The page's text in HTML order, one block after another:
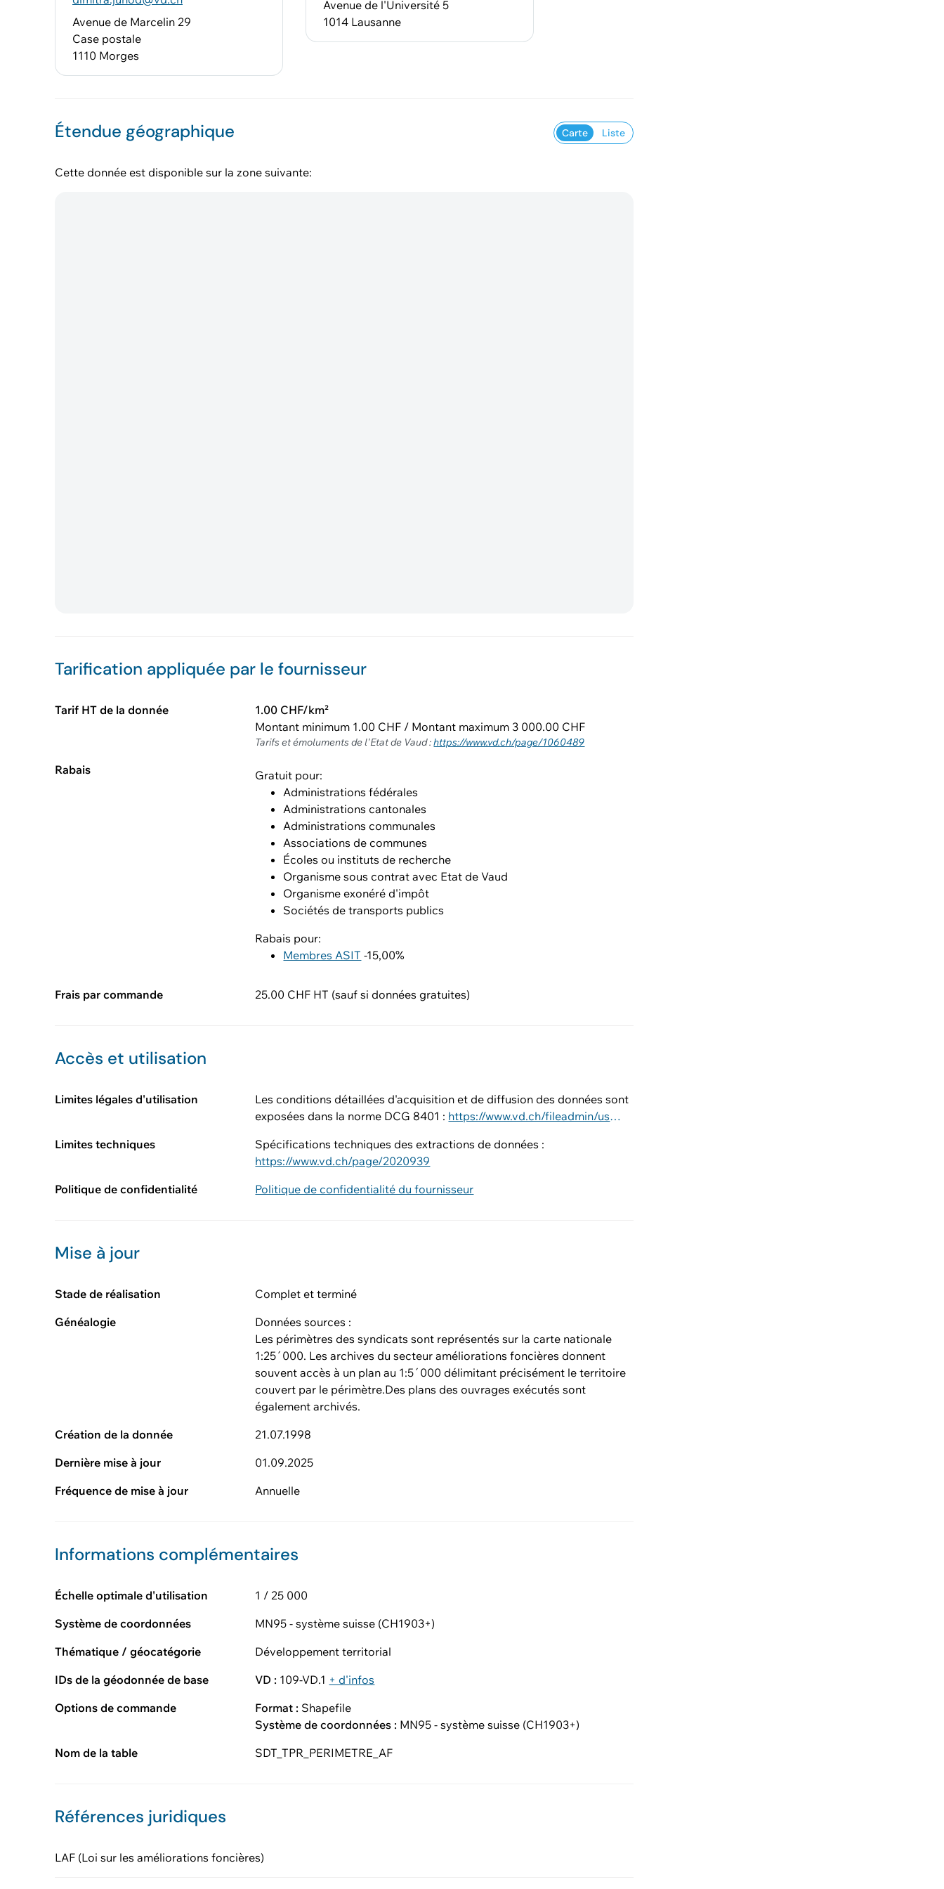
Avenue de Marcelin 29
Case postale
1110 Morges
Avenue de l'Université 5
1014 Lausanne
Carte Liste
Étendue géographique
Cette donnée est disponible sur la zone suivante:
Tarification appliquée par le fournisseur
Tarif HT de la donnée
1.00 CHF/km²
Montant minimum 1.00 CHF / Montant maximum 3 000.00 CHF
Tarifs et émoluments de l'Etat de Vaud :https://www.vd.ch/page/1060489
Rabais
Gratuit pour:
Administrations fédérales
Administrations cantonales
Administrations communales
Associations de communes
Écoles ou instituts de recherche
Organisme sous contrat avec Etat de Vaud
Organisme exonéré d'impôt
Sociétés de transports publics
Rabais pour:
Membres ASIT -15,00%
Frais par commande 25.00 CHF HT (sauf si données gratuites)
Accès et utilisation
Limites légales d'utilisation
Les conditions détaillées d'acquisition et de diffusion des données sont
exposées dans la norme DCG 8401 :
https://www.vd.ch/fileadmin/user_upload/dinf/8000/8401.pdf
Limites techniques
Spécifications techniques des extractions de données :
https://www.vd.ch/page/2020939
Politique de confidentialité
Politique de confidentialité du fournisseur
Mise à jour
Stade de réalisation
Complet et terminé
Généalogie
Données sources :
Les périmètres des syndicats sont représentés sur la carte nationale
1:25´000. Les archives du secteur améliorations foncières donnent
souvent accès à un plan au 1:5´000 délimitant précisément le territoire
couvert par le périmètre.Des plans des ouvrages exécutés sont
également archivés.
Création de la donnée
21.07.1998
Dernière mise à jour
01.09.2025
Fréquence de mise à jour
Annuelle
Informations complémentaires
Échelle optimale d'utilisation
1 / 25 000
Système de coordonnées
MN95 - système suisse (CH1903+)
Thématique / géocatégorie
Développement territorial
IDs de la géodonnée de base
VD : 109-VD.1 + d'infos
Options de commande
Format : Shapefile
Système de coordonnées : MN95 - système suisse (CH1903+)
Nom de la table
SDT_TPR_PERIMETRE_AF
Références juridiques
LAF (Loi sur les améliorations foncières)